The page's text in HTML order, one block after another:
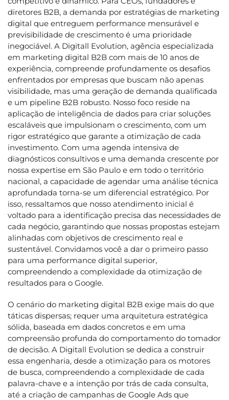
diretores B2B, a demanda por estratégias de marketing
digital que entreguem performance mensurável e
previsibilidade de crescimento é uma prioridade
inegociável. A Digitall Evolution, agência especializada
em marketing digital B2B com mais de 10 anos de
experiência, compreende profundamente os desafios
enfrentados por empresas que buscam não apenas
visibilidade, mas uma geração de demanda qualificada
e um pipeline B2B robusto. Nosso foco reside na
aplicação de inteligência de dados para criar soluções
escaláveis que impulsionam o crescimento, com um
rigor estratégico que garante a otimização de cada
investimento. Com uma agenda intensiva de
diagnósticos consultivos e uma demanda crescente por
nossa expertise em São Paulo e em todo o território
nacional, a capacidade de agendar uma análise técnica
aprofundada torna-se um diferencial estratégico. Por
isso, ressaltamos que nosso atendimento inicial é
voltado para a identificação precisa das necessidades de
cada negócio, garantindo que nossas propostas estejam
alinhadas com objetivos de crescimento real e
sustentável. Convidamos você a dar o primeiro passo
para uma performance digital superior,
compreendendo a complexidade da otimização de
resultados para o Google.
O cenário do marketing digital B2B exige mais do que
táticas dispersas; requer uma arquitetura estratégica
sólida, baseada em dados concretos e em uma
compreensão profunda do comportamento do tomador
de decisão. A Digitall Evolution se dedica a construir
essa engenharia, desde a otimização para os motores
de busca, compreendendo a complexidade de cada
palavra-chave e a intenção por trás de cada consulta,
até a criação de campanhas de Google Ads que